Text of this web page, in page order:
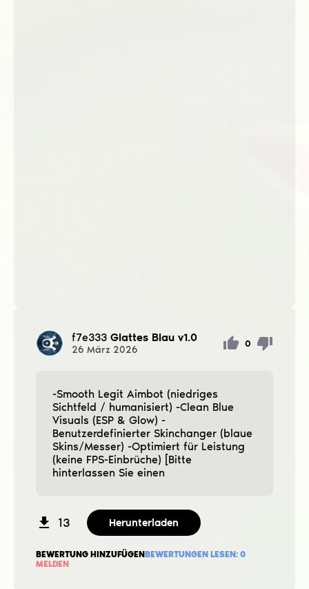
f7e333 Glattes Blau v1.0
26 März 2026
0
-Smooth Legit Aimbot (niedriges
Sichtfeld / humanisiert) -Clean Blue
Visuals (ESP & Glow) -
Benutzerdefinierter Skinchanger (blaue
Skins/Messer) -Optimiert für Leistung
(keine FPS-Einbrüche) [Bitte
hinterlassen Sie einen
13 Herunterladen
BEWERTUNG HINZUFÜGENBEWERTUNGEN LESEN: 0
MELDEN